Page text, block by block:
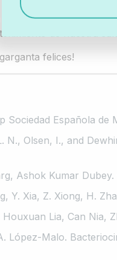
un aliado en la
de nuestra
felices!
Sociedad Española
N., Olsen, I., and
Ashok Kumar
Y. Xia, Z. Xiong, H.
Houxuan Lia, Can
López-Malo.